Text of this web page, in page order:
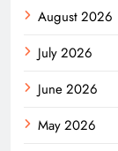
August 2026
July 2026
June 2026
May 2026